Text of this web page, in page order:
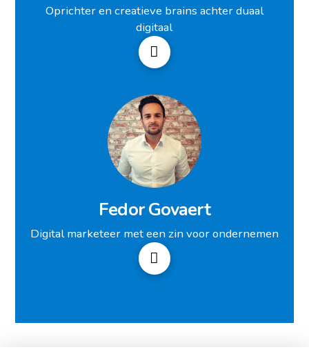
Oprichter en creatieve brains achter duaal
digitaal
Fedor Govaert
Digital marketeer met een zin voor ondernemen